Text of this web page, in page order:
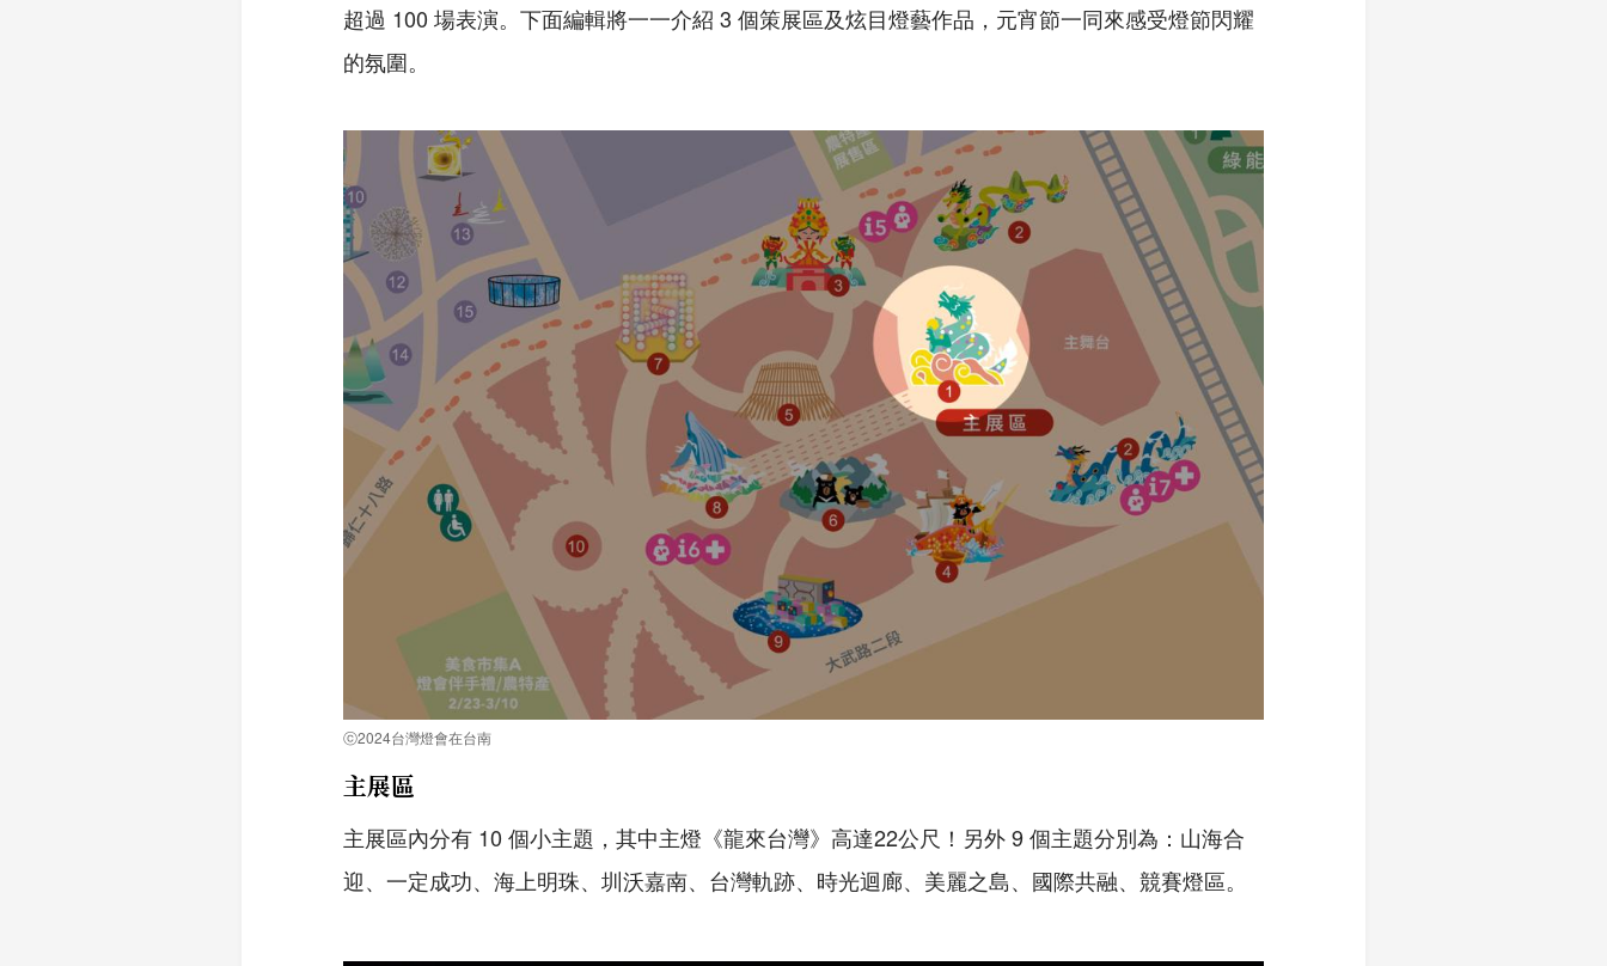
超過 100 場表演。下面編輯將一一介紹 3 個策展區及炫目燈藝作品，元宵節一同來感受燈節閃耀
的氛圍。
ⓒ2024台灣燈會在台南
主展區
主展區內分有 10 個小主題，其中主燈《龍來台灣》高達22公尺！另外 9 個主題分別為：山海合
迎、一定成功、海上明珠、圳沃嘉南、台灣軌跡、時光迴廊、美麗之島、國際共融、競賽燈區。